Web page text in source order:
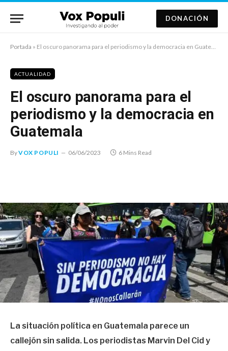
DONACIÓN
Portada » El oscuro panorama para el periodismo y la democracia en Guatemala
ACTUALIDAD
El oscuro panorama para el
periodismo y la democracia en
Guatemala
ByVOX POPULI 06/06/2023 6 Mins Read
La situación política en Guatemala parece un
callejón sin salida. Los periodistas Marvin Del Cid y